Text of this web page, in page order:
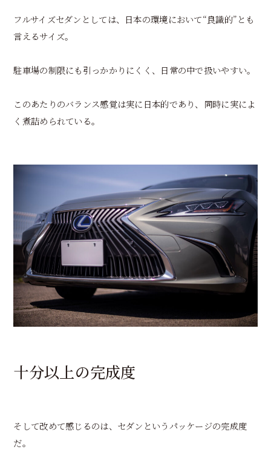
フルサイズセダンとしては、日本の環境において“良識的”とも
言えるサイズ。
駐車場の制限にも引っかかりにくく、日常の中で扱いやすい。
このあたりのバランス感覚は実に日本的であり、同時に実によ
く煮詰められている。
十分以上の完成度
そして改めて感じるのは、セダンというパッケージの完成度
だ。